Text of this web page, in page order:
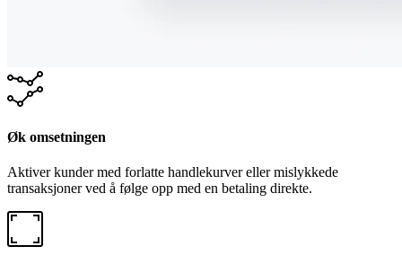
Øk omsetningen
Aktiver kunder med forlatte handlekurver eller mislykkede
transaksjoner ved å følge opp med en betaling direkte.